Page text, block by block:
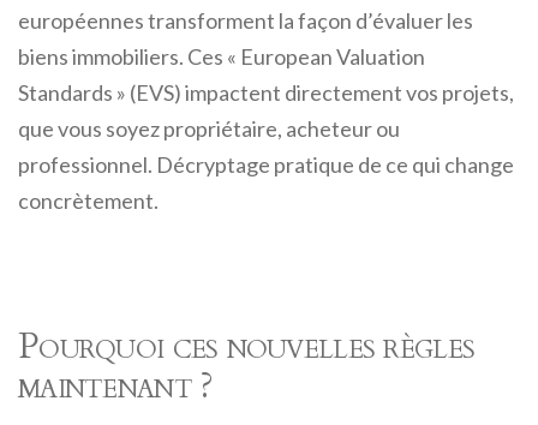
européennes transforment la façon d’évaluer les
biens immobiliers. Ces « European Valuation
Standards » (EVS) impactent directement vos projets,
que vous soyez propriétaire, acheteur ou
professionnel. Décryptage pratique de ce qui change
concrètement.
Pourquoi ces nouvelles règles
maintenant ?